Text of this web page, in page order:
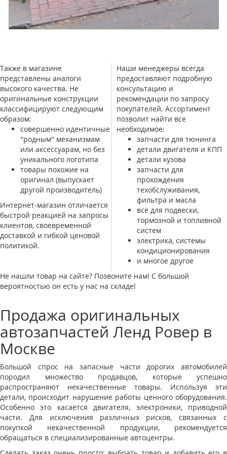
Также в магазине
представлены аналоги
высокого качества. Не
оригинальные конструкции
классифицируют следующим
образом:
совершенно идентичные
"родным" механизмам
или аксессуарам, но без
уникального логотипа
товары похожие на
оригинал (выпускает
другой производитель)
Интернет-магазин отличается
быстрой реакцией на запросы
клиентов, своевременной
доставкой и гибкой ценовой
политикой.
Наши менеджеры всегда
предоставляют подробную
консультацию и
рекомендации по запросу
покупателей. Ассортимент
позволит найти все
необходимое:
запчасти для тюнинга
детали двигателя и КПП
детали кузова
запчасти для
прохождения
техобслуживания,
фильтра и масла
всё для подвески,
тормозной и топливной
систем
электрика, системы
кондиционирования
и многое другое
Не нашли товар на сайте? Позвоните нам! С большой
вероятностью он есть у нас на складе!
Продажа оригинальных
автозапчастей Ленд Ровер в
Москве
Большой спрос на запасные части дорогих автомобилей
породил множество продавцов, которые успешно
распространяют некачественные товары. Используя эти
детали, происходит нарушение работы ценного оборудования.
Особенно это касается двигателя, электроники, приводной
части. Для исключения различных рисков, связанных с
покупкой некачественной продукции, рекомендуется
обращаться в специализированные автоцентры.